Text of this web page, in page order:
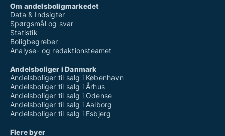
Om andelsboligmarkedet
Data & Indsigter
Spørgsmål og svar
Statistik
Boligbegreber
Analyse- og redaktionsteamet
Andelsboliger i Danmark
Andelsboliger til salg i København
Andelsboliger til salg i Århus
Andelsboliger til salg i Odense
Andelsboliger til salg i Aalborg
Andelsboliger til salg i Esbjerg
Flere byer